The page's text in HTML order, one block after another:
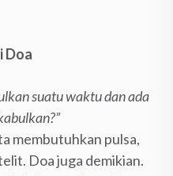
Doa
suatu waktu dan ada
membutuhkan pulsa,
Doa juga demikian.